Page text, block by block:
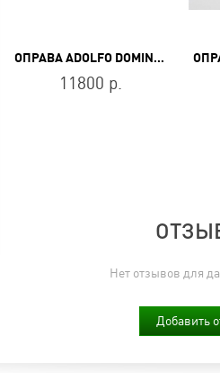
ОПРАВА ADOLFO DOMINGUEZ AD 54710 221
11800 р.
Нет отзывов для
Добавить